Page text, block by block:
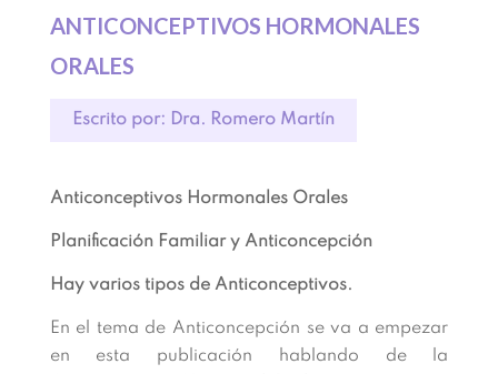
ANTICONCEPTIVOS HORMONALES
ORALES
Escrito por: Dra. Romero Martín
Anticonceptivos Hormonales Orales
Planificación Familiar y Anticoncepción
Hay varios tipos de Anticonceptivos.
En el tema de Anticoncepción se va a empezar
en esta publicación hablando de la